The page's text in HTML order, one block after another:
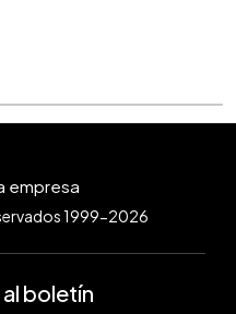
1999-2026
boletín